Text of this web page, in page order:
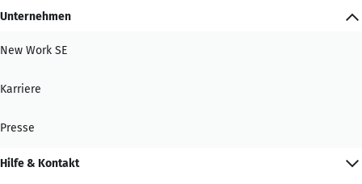
Unternehmen
New Work SE
Karriere
Presse
Hilfe & Kontakt